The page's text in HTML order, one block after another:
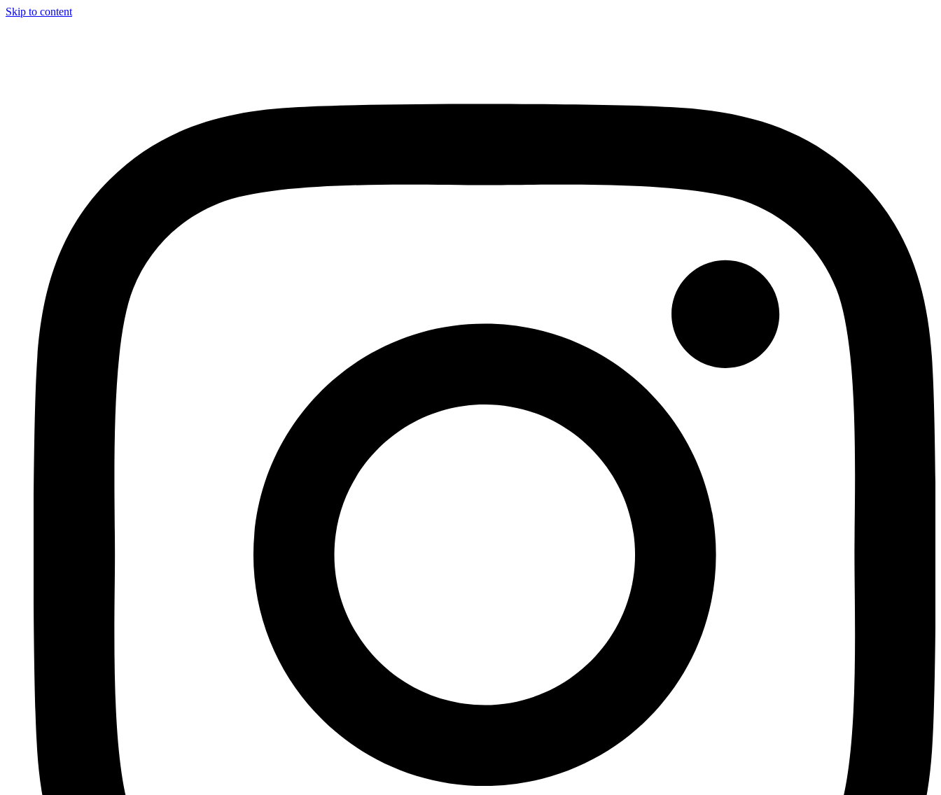
Skip to content